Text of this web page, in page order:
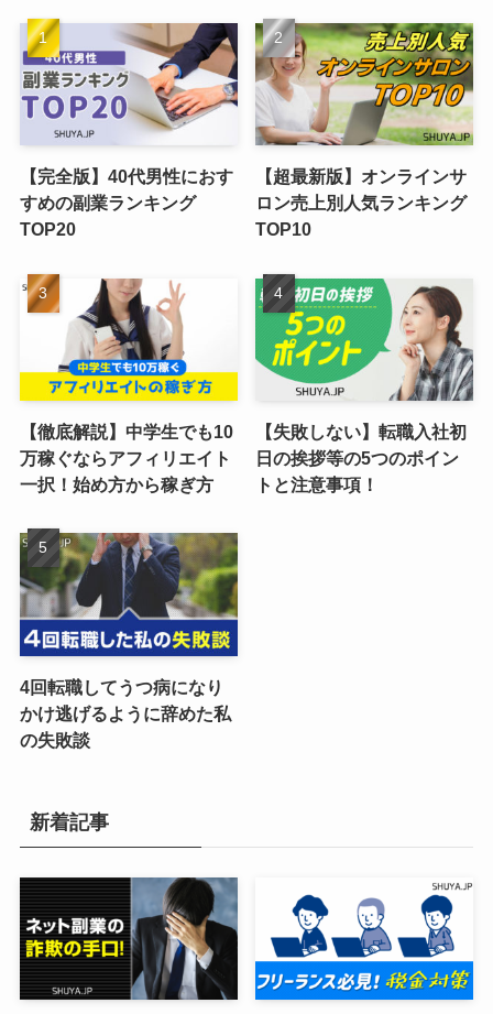
【完全版】40代男性におす
すめの副業ランキング
TOP20
【超最新版】オンラインサ
ロン売上別人気ランキング
TOP10
【徹底解説】中学生でも10
万稼ぐならアフィリエイト
一択！始め方から稼ぎ方
【失敗しない】転職入社初
日の挨拶等の5つのポイン
トと注意事項！
4回転職してうつ病になり
かけ逃げるように辞めた私
の失敗談
新着記事